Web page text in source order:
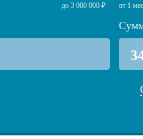
до 3 000 000 ₽ от 1